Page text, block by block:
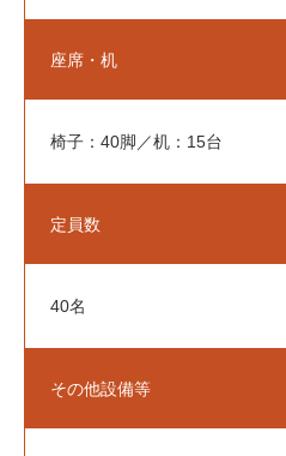
財団情報
アクセス
駐車場案内
座席・机
椅子：40脚／机：15台
定員数
40名
その他設備等